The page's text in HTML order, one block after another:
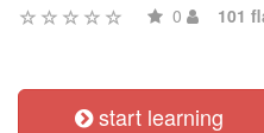
0 101
start learning